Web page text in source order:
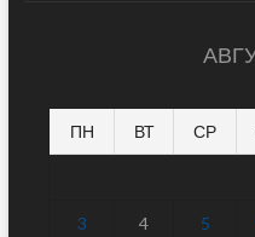
ПН ВТ СР
3 4 5